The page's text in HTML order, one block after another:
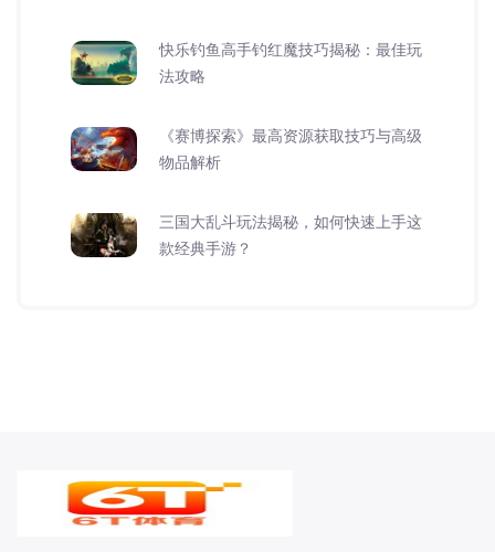
快乐钓鱼高手钓红魔技巧揭秘：最佳玩
法攻略
《赛博探索》最高资源获取技巧与高级
物品解析
三国大乱斗玩法揭秘，如何快速上手这
款经典手游？